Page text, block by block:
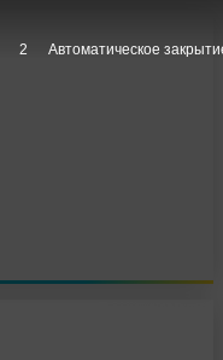
1 Автоматическое